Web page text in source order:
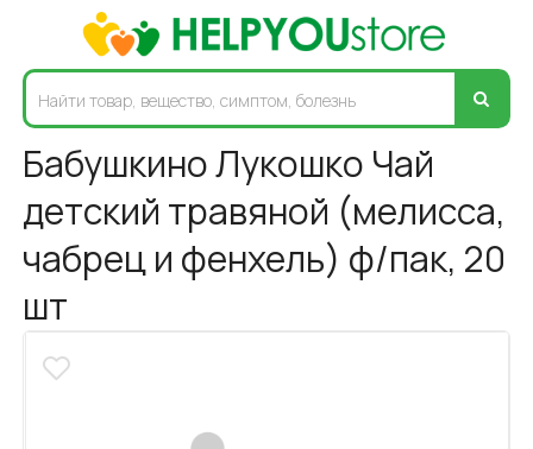
Бабушкино Лукошко Чай
детский травяной (мелисса,
чабрец и фенхель) ф/пак, 20
шт